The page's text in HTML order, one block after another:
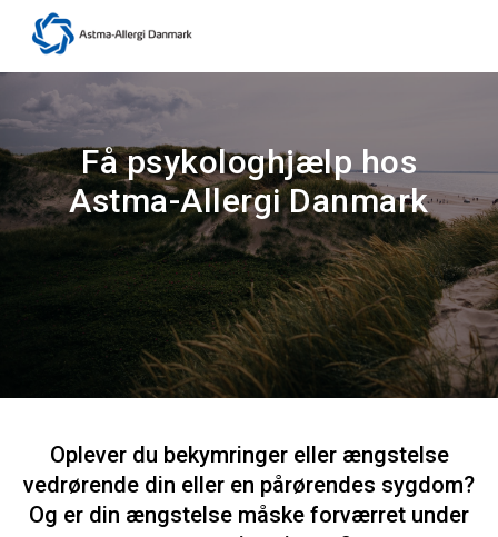
Få psykologhjælp hos
Astma-Allergi Danmark
Oplever du bekymringer eller ængstelse
vedrørende din eller en pårørendes sygdom?
Og er din ængstelse måske forværret under